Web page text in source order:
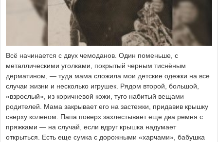
Всё начинается с двух чемоданов. Один поменьше, с
металлическими уголками, покрытый черным тиснёным
дерматином, — туда мама сложила мои детские одежки на все
случаи жизни и несколько игрушек. Рядом второй, большой,
«взрослый», из коричневой кожи, туго набитый вещами
родителей. Мама закрывает его на застежки, придавив крышку
сверху коленом. Папа поверх захлестывает еще два ремня с
пряжками — на случай, если вдруг крышка надумает
открыться. Есть еще сумка с дорожными «харчами», бабушка